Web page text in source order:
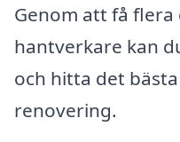
Genom att få
hantverkare kan
och hitta det
renovering.